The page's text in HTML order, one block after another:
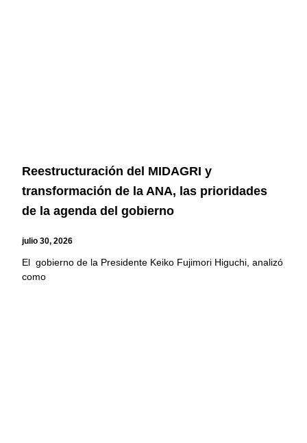
Reestructuración del MIDAGRI y
transformación de la ANA, las prioridades
de la agenda del gobierno
julio 30, 2026
El gobierno de la Presidente Keiko Fujimori Higuchi, analizó
como